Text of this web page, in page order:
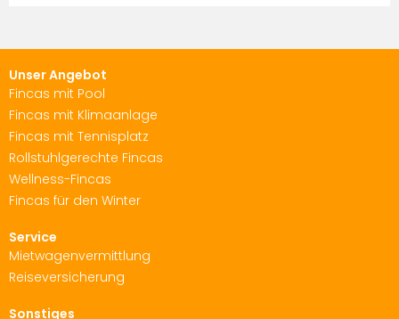
Unser Angebot
Fincas mit Pool
Fincas mit Klimaanlage
Fincas mit Tennisplatz
Rollstuhlgerechte Fincas
Wellness-Fincas
Fincas für den Winter
Service
Mietwagenvermittlung
Reiseversicherung
Sonstiges